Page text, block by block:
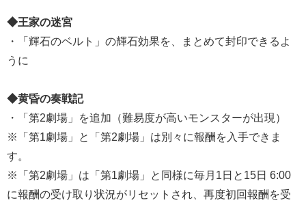
◆王家の迷宮
・「輝石のベルト」の輝石効果を、まとめて封印できるよ
うに
◆黄昏の奏戦記
・「第2劇場」を追加（難易度が高いモンスターが出現）
※「第1劇場」と「第2劇場」は別々に報酬を入手できま
す。
※「第2劇場」は「第1劇場」と同様に毎月1日と15日 6:00
に報酬の受け取り状況がリセットされ、再度初回報酬を受